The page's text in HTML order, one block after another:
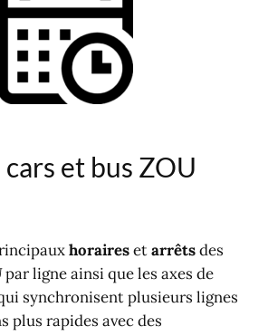
cars et bus ZOU
horairesetarrêtsdes
par ligne ainsi que les axes de
synchronisent plusieurs lignes
plus rapides avec des